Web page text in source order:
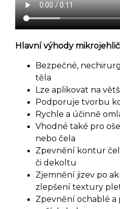
Hlavní výhody
Bezpečné,
těla
Lze aplikovat na
Podporuje tvorbu
Rychle a účinně
Vhodné také pro
nebo čela
Zpevnění kontur
či dekoltu
Zjemnění jizev po
zlepšení textury
Zpevnění ochablé a